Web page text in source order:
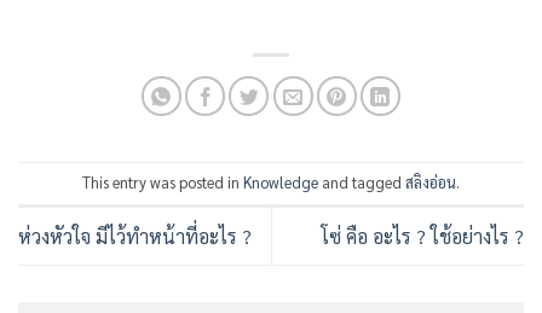
This entry was posted in Knowledge and tagged สลิงอ่อน.
ห่วงหัวใจ มีไว้ทำหน้าที่อะไร ? โซ่ คือ อะไร ? ใช้อย่างไร ?